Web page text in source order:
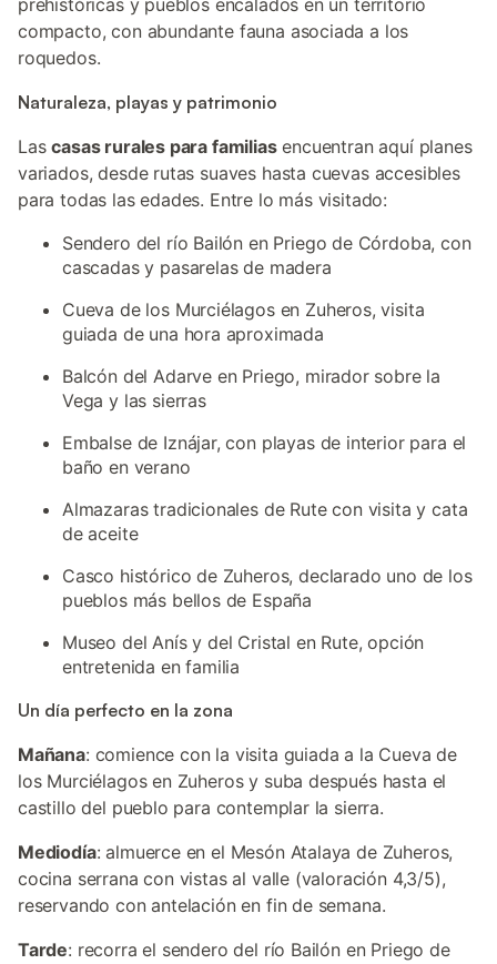
prehistóricas y pueblos encalados en un territorio
compacto, con abundante fauna asociada a los
roquedos.
Naturaleza, playas y patrimonio
Lascasas rurales para familiasencuentran aquí planes
variados, desde rutas suaves hasta cuevas accesibles
para todas las edades. Entre lo más visitado:
Sendero del río Bailón en Priego de Córdoba, con
cascadas y pasarelas de madera
Cueva de los Murciélagos en Zuheros, visita
guiada de una hora aproximada
Balcón del Adarve en Priego, mirador sobre la
Vega y las sierras
Embalse de Iznájar, con playas de interior para el
baño en verano
Almazaras tradicionales de Rute con visita y cata
de aceite
Casco histórico de Zuheros, declarado uno de los
pueblos más bellos de España
Museo del Anís y del Cristal en Rute, opción
entretenida en familia
Un día perfecto en la zona
Mañana: comience con la visita guiada a la Cueva de
los Murciélagos en Zuheros y suba después hasta el
castillo del pueblo para contemplar la sierra.
Mediodía: almuerce en el Mesón Atalaya de Zuheros,
cocina serrana con vistas al valle (valoración 4,3/5),
reservando con antelación en fin de semana.
Tarde: recorra el sendero del río Bailón en Priego de